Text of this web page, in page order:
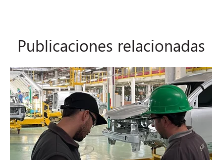
Publicaciones relacionadas